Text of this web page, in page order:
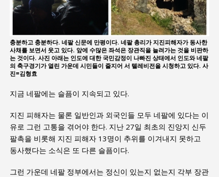
충분하고 충분하다. 네팔 신문에 만평이다. 네팔 총리가 지진피해자가 동사한
사채를 보면서 웃고 있다. 앞에 수많은 좌석은 장관직을 늘려가는 것을 비판하
는 것이다. 사진 아래는 인도에 대한 국민감정이 나빠진 상태에서 인도와 네팔
의 축구경기가 열린 가운데 시민들이 줄지어 서 텔레비전을 시청하고 있다. 사
진=김형효
지금 네팔에는 슬픔이 지속되고 있다.
지진 피해자는 물론 일반인과 외국인들 모두 네팔에 있다는 이
유로 그런 고통을 겪어야 한다. 지난 27일 최초의 진앙지 신두
팔촉을 비롯해 지진 피해자 13명이 추위를 이겨내지 못하고
동사했다는 소식은 또 다른 슬픔이다.
그런 가운데 네팔 정부에서는 정신이 있는지 없는지 각부 장관